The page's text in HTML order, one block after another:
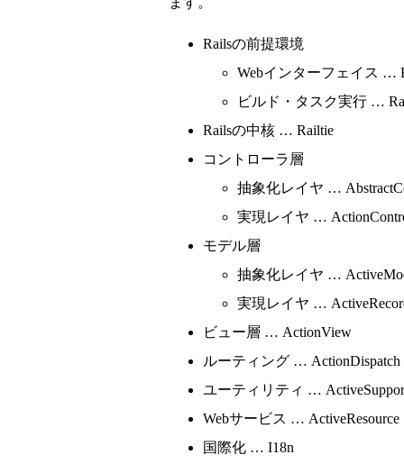
Railsの前提環境
Webインターフェイス …
ビルド・タスク実行 …
Railsの中核 … Railtie
コントローラ層
抽象化レイヤ …
実現レイヤ …
モデル層
抽象化レイヤ …
実現レイヤ …
ビュー層 … ActionView
ルーティング … ActionDispatch
ユーティリティ …
Webサービス … ActiveResource
国際化 … I18n